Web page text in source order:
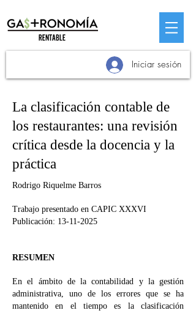
Iniciar sesión
La clasificación contable de
los restaurantes: una revisión
crítica desde la docencia y la
práctica
Rodrigo Riquelme Barros
Trabajo presentado en CAPIC XXXVI
Publicación: 13-11-2025
RESUMEN
En el ámbito de la contabilidad y la gestión
administrativa, uno de los errores que se ha
mantenido en el tiempo es la clasificación